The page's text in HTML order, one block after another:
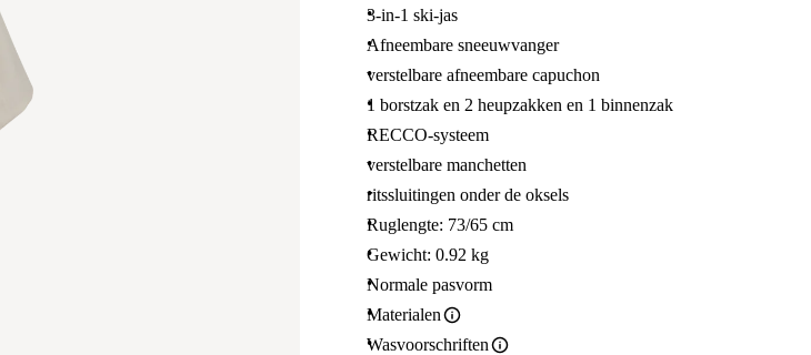
3-in-1 ski-jas
Afneembare sneeuwvanger
verstelbare afneembare capuchon
1 borstzak en 2 heupzakken en 1 binnenzak
RECCO-systeem
verstelbare manchetten
ritssluitingen onder de oksels
Ruglengte: 73/65 cm
Gewicht: 0.92 kg
Normale pasvorm
Materialen
Wasvoorschriften